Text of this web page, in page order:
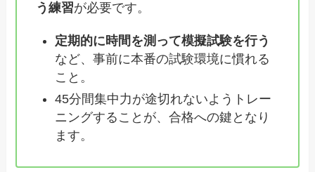
う練習が必要です。
定期的に時間を測って模擬試験を行う
など、事前に本番の試験環境に慣れる
こと。
45分間集中力が途切れないようトレー
ニングすることが、合格への鍵となり
ます。